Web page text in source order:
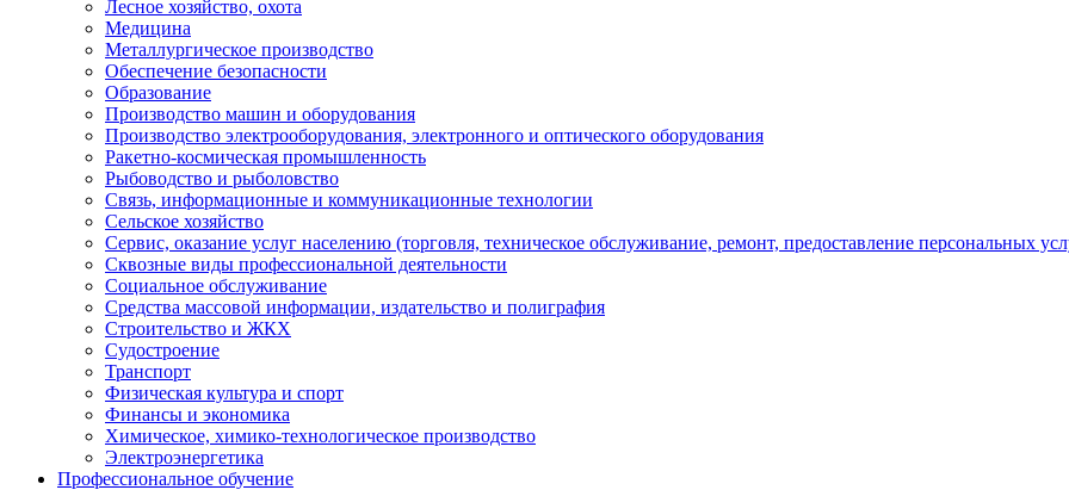
Лесное хозяйство, охота
Медицина
Металлургическое производство
Обеспечение безопасности
Образование
Производство машин и оборудования
Производство электрооборудования, электронного и оптического оборудования
Ракетно-космическая промышленность
Рыбоводство и рыболовство
Связь, информационные и коммуникационные технологии
Сельское хозяйство
Сервис, оказание услуг населению (торговля, техническое обслуживание, ремонт, предоставление персональных
Сквозные виды профессиональной деятельности
Социальное обслуживание
Средства массовой информации, издательство и полиграфия
Строительство и ЖКХ
Судостроение
Транспорт
Физическая культура и спорт
Финансы и экономика
Химическое, химико-технологическое производство
Электроэнергетика
Профессиональное обучение